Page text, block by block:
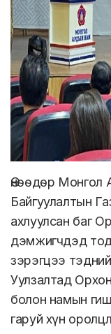
Өнөөдөр
Байгуулалтын
ахлуулсан баг
дэмжигчдэд
зэрэгцээ
Уулзалтад
болон намын
гаруй хүн